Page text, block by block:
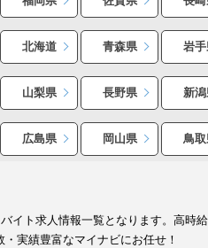
北海道 青森県 岩手
山梨県 長野県 新潟
広島県 岡山県 鳥取
イト求人情報一覧となります。高時
実績豊富なマイナビにお任せ！